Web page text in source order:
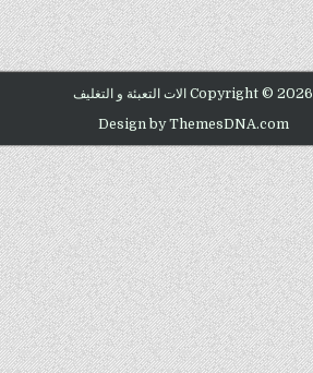
Copyright © 2026 الات التعبئة و التغليف
Design by ThemesDNA.com